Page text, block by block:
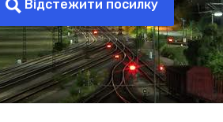
Відстежити посилку